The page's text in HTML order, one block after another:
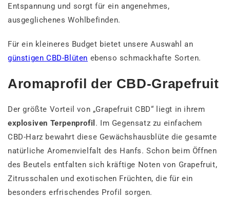
Entspannung und sorgt für ein angenehmes,
ausgeglichenes Wohlbefinden.
Für ein kleineres Budget bietet unsere Auswahl an
günstigen CBD-Blüten ebenso schmackhafte Sorten.
Aromaprofil der CBD-Grapefruit
Der größte Vorteil von „Grapefruit CBD“ liegt in ihrem
explosiven Terpenprofil . Im Gegensatz zu einfachem
CBD-Harz bewahrt diese Gewächshausblüte die gesamte
natürliche Aromenvielfalt des Hanfs. Schon beim Öffnen
des Beutels entfalten sich kräftige Noten von Grapefruit,
Zitrusschalen und exotischen Früchten, die für ein
besonders erfrischendes Profil sorgen.